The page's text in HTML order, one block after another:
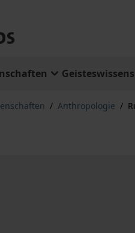
/ Anthropologie /